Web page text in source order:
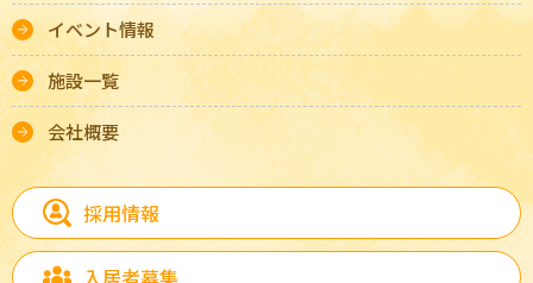
イベント情報
施設一覧
会社概要
採用情報
入居者募集